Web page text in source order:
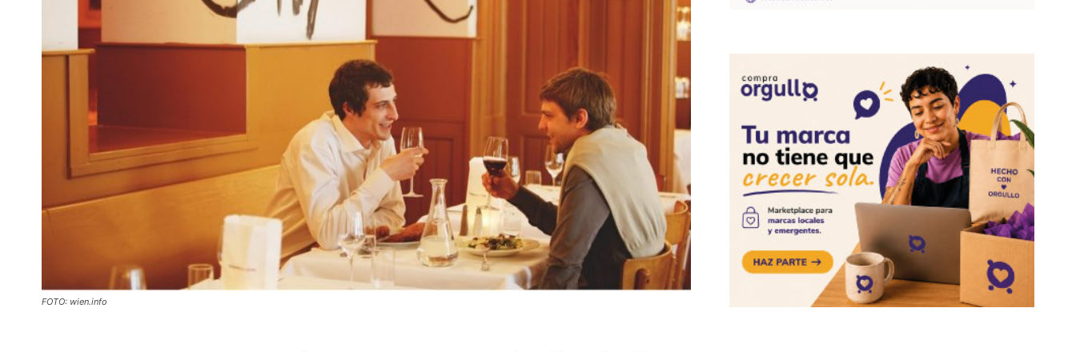
FOTO: wien.info